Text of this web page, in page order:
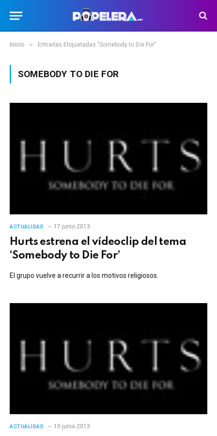
Inicio » Entradas Etiquetadas "Somebody to Die For"
SOMEBODY TO DIE FOR
ACTUALIDAD 17 junio 2013
Hurts estrena el vídeoclip del tema
‘Somebody to Die For’
El grupo vuelve a recurrir a los motivos religiosos.
ACTUALIDAD 10 junio 2013